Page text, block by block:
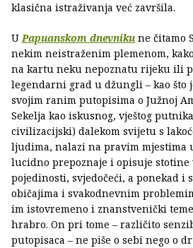
klasična istraživanja već završila.
UPapuanskom dnevniku ne čitamo
nekim neistraženim plemenom,
na kartu neku nepoznatu rijeku ili
legendarni grad u džungli – kao što
svojim ranim putopisima o Južnoj
Sekelja kao iskusnog, vještog
civilizacijski) dalekom svijetu s
ljudima, nalazi na pravim mjestima
lucidno prepoznaje i opisuje
pojedinosti, svjedočeći, a ponekad i
običajima i svakodnevnim
im istovremeno i znanstvenički
hrabro. On pri tome – različito
putopisaca – ne piše o sebi nego o